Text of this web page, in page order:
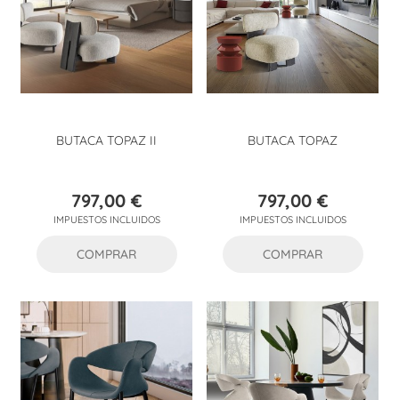
BUTACA TOPAZ II
Precio
797,00 €
IMPUESTOS INCLUIDOS
COMPRAR
BUTACA TOPAZ
Precio
797,00 €
IMPUESTOS INCLUIDOS
COMPRAR